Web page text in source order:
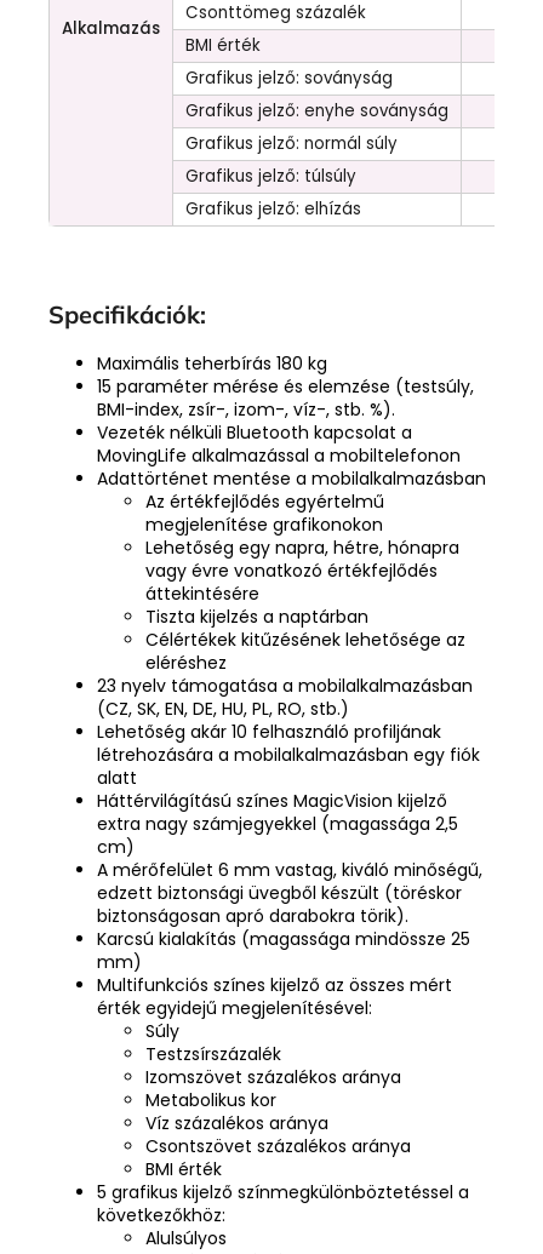
Alkalmazás
Csonttömeg százalék
BMI érték
Grafikus jelző: soványság
Grafikus jelző: enyhe soványság
Grafikus jelző: normál súly
Grafikus jelző: túlsúly
Grafikus jelző: elhízás
Specifikációk:
Maximális teherbírás 180 kg
15 paraméter mérése és elemzése (testsúly,
BMI-index, zsír-, izom-, víz-, stb. %).
Vezeték nélküli Bluetooth kapcsolat a
MovingLife alkalmazással a mobiltelefonon
Adattörténet mentése a mobilalkalmazásban
Az értékfejlődés egyértelmű
megjelenítése grafikonokon
Lehetőség egy napra, hétre, hónapra
vagy évre vonatkozó értékfejlődés
áttekintésére
Tiszta kijelzés a naptárban
Célértékek kitűzésének lehetősége az
eléréshez
23 nyelv támogatása a mobilalkalmazásban
(CZ, SK, EN, DE, HU, PL, RO, stb.)
Lehetőség akár 10 felhasználó profiljának
létrehozására a mobilalkalmazásban egy fiók
alatt
Háttérvilágítású színes MagicVision kijelző
extra nagy számjegyekkel (magassága 2,5
cm)
A mérőfelület 6 mm vastag, kiváló minőségű,
edzett biztonsági üvegből készült (töréskor
biztonságosan apró darabokra törik).
Karcsú kialakítás (magassága mindössze 25
mm)
Multifunkciós színes kijelző az összes mért
érték egyidejű megjelenítésével:
Súly
Testzsírszázalék
Izomszövet százalékos aránya
Metabolikus kor
Víz százalékos aránya
Csontszövet százalékos aránya
BMI érték
5 grafikus kijelző színmegkülönböztetéssel a
következőkhöz:
Alulsúlyos